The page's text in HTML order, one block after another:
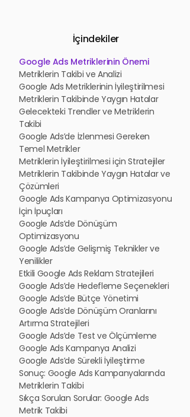
İçindekiler
Google Ads Metriklerinin Önemi
Metriklerin Takibi ve Analizi
Google Ads Metriklerinin İyileştirilmesi
Metriklerin Takibinde Yaygın Hatalar
Gelecekteki Trendler ve Metriklerin
Takibi
Google Ads’de İzlenmesi Gereken
Temel Metrikler
Metriklerin İyileştirilmesi için Stratejiler
Metriklerin Takibinde Yaygın Hatalar ve
Çözümleri
Google Ads Kampanya Optimizasyonu
İçin İpuçları
Google Ads’de Dönüşüm
Optimizasyonu
Google Ads’de Gelişmiş Teknikler ve
Yenilikler
Etkili Google Ads Reklam Stratejileri
Google Ads’de Hedefleme Seçenekleri
Google Ads’de Bütçe Yönetimi
Google Ads’de Dönüşüm Oranlarını
Artırma Stratejileri
Google Ads’de Test ve Ölçümleme
Google Ads Kampanya Analizi
Google Ads’de Sürekli İyileştirme
Sonuç: Google Ads Kampanyalarında
Metriklerin Takibi
Sıkça Sorulan Sorular: Google Ads
Metrik Takibi